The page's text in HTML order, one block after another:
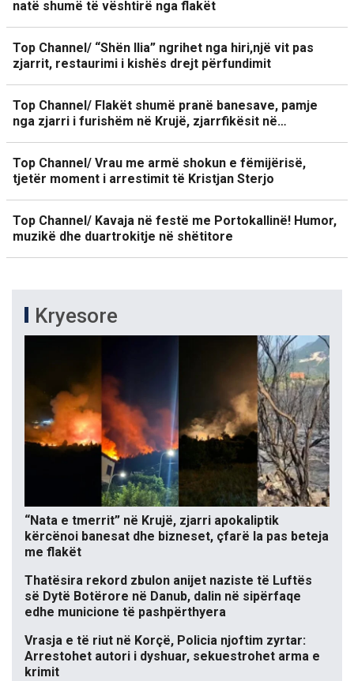
natë shumë të vështirë nga flakët
Top Channel/ “Shën Ilia” ngrihet nga hiri,një vit pas
zjarrit, restaurimi i kishës drejt përfundimit
Top Channel/ Flakët shumë pranë banesave, pamje
nga zjarri i furishëm në Krujë, zjarrfikësit në…
Top Channel/ Vrau me armë shokun e fëmijërisë,
tjetër moment i arrestimit të Kristjan Sterjo
Top Channel/ Kavaja në festë me Portokallinë! Humor,
muzikë dhe duartrokitje në shëtitore
Kryesore
“Nata e tmerrit” në Krujë, zjarri apokaliptik
kërcënoi banesat dhe bizneset, çfarë la pas beteja
me flakët
Thatësira rekord zbulon anijet naziste të Luftës
së Dytë Botërore në Danub, dalin në sipërfaqe
edhe municione të pashpërthyera
Vrasja e të riut në Korçë, Policia njoftim zyrtar:
Arrestohet autori i dyshuar, sekuestrohet arma e
krimit